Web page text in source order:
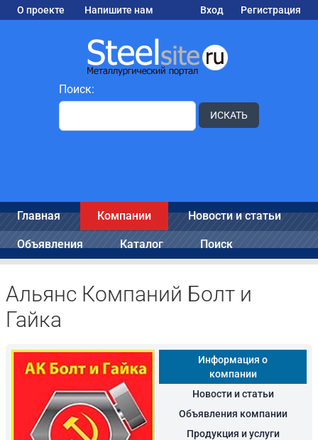
О проекте Напишите нам Вход Регистрация
Поиск:
ИСКАТЬ
Главная Компании Новости и статьи
Объявления Каталог Поиск
Альянс Компаний Болт и
Гайка
Информация о
компании
Новости и статьи
Объявления компании
Продукция и услуги